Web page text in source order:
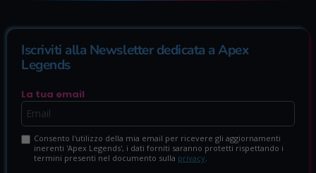
Iscriviti alla Newsletter dedicata a Apex
Legends
La tua email
Consento l'utilizzo della mia email per ricevere gli aggiornamenti
inerenti 'Apex Legends', i dati forniti saranno protetti rispettando i
termini presenti nel documento sulla privacy